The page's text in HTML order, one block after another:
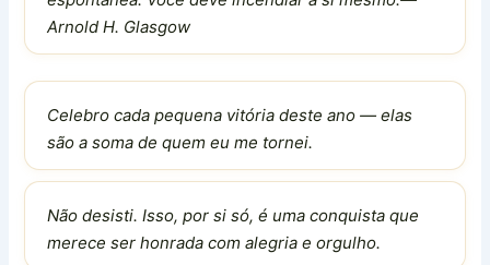
Arnold H. Glasgow
Celebro cada pequena vitória deste ano — elas
são a soma de quem eu me tornei.
Não desisti. Isso, por si só, é uma conquista que
merece ser honrada com alegria e orgulho.